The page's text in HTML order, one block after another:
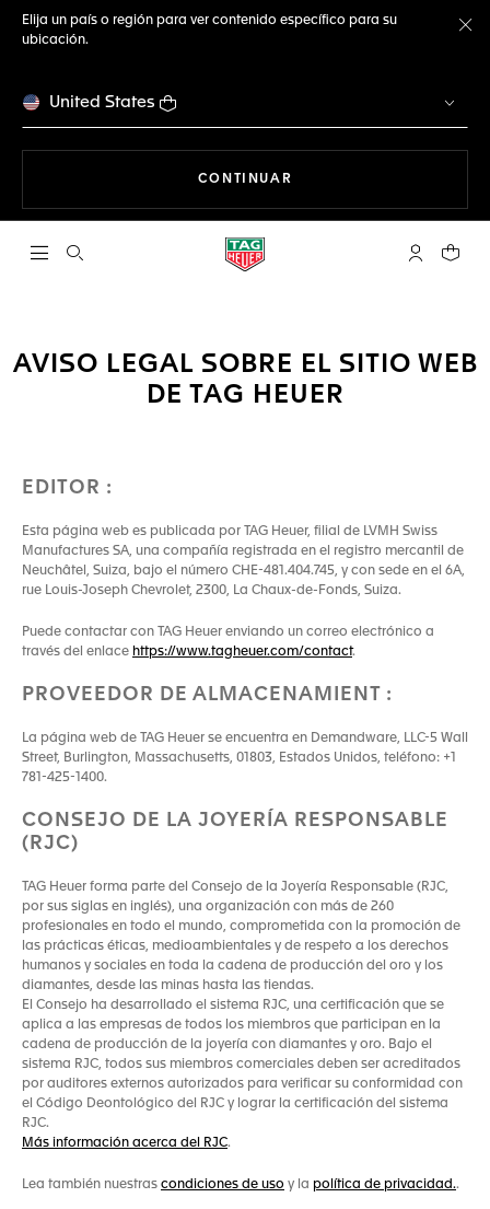
Elija un país o región para ver contenido específico para su
ubicación.
United States
CONTINUAR
Abrir el menú de búsqueda Cuenta Mi
Su
AVISO LEGAL SOBRE EL SITIO WEB
DE TAG HEUER
EDITOR :
Esta página web es publicada por TAG Heuer, filial de LVMH Swiss
Manufactures SA, una compañía registrada en el registro mercantil de
Neuchâtel, Suiza, bajo el número CHE-481.404.745, y con sede en el 6A,
rue Louis-Joseph Chevrolet, 2300, La Chaux-de-Fonds, Suiza.
Puede contactar con TAG Heuer enviando un correo electrónico a
través del enlace https://www.tagheuer.com/contact.
PROVEEDOR DE ALMACENAMIENT :
La página web de TAG Heuer se encuentra en Demandware, LLC-5 Wall
Street, Burlington, Massachusetts, 01803, Estados Unidos, teléfono: +1
781-425-1400.
CONSEJO DE LA JOYERÍA RESPONSABLE
(RJC)
TAG Heuer forma parte del Consejo de la Joyería Responsable (RJC,
por sus siglas en inglés), una organización con más de 260
profesionales en todo el mundo, comprometida con la promoción de
las prácticas éticas, medioambientales y de respeto a los derechos
humanos y sociales en toda la cadena de producción del oro y los
diamantes, desde las minas hasta las tiendas.
El Consejo ha desarrollado el sistema RJC, una certificación que se
aplica a las empresas de todos los miembros que participan en la
cadena de producción de la joyería con diamantes y oro. Bajo el
sistema RJC, todos sus miembros comerciales deben ser acreditados
por auditores externos autorizados para verificar su conformidad con
el Código Deontológico del RJC y lograr la certificación del sistema
RJC.
Más información acerca del RJC.
Lea también nuestras condiciones de uso y la política de privacidad..